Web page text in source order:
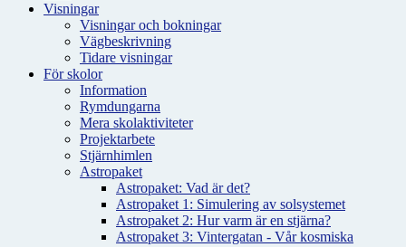
Visningar
Visningar och bokningar
Vägbeskrivning
Tidare visningar
För skolor
Information
Rymdungarna
Mera skolaktiviteter
Projektarbete
Stjärnhimlen
Astropaket
Astropaket: Vad är det?
Astropaket 1: Simulering av solsystemet
Astropaket 2: Hur varm är en stjärna?
Astropaket 3: Vintergatan - Vår kosmiska